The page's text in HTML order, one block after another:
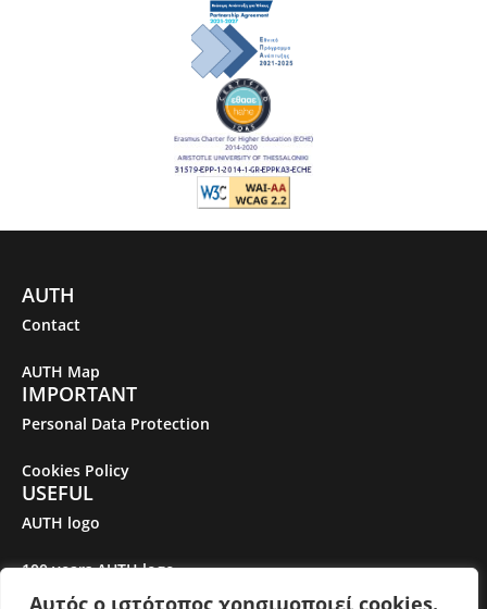
Αυτός ο ιστότοπος χρησιμοποιεί cookies.
AUTH
Contact
AUTH Map
IMPORTANT
Personal Data Protection
Cookies Policy
USEFUL
AUTH logo
100 years AUTH logo